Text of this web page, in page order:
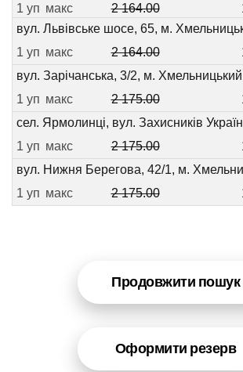
1 уп макс 2 164.00
вул. Львівське шосе, 65, м.
1 уп макс 2 164.00
вул. Зарічанська, 3/2, м. Хмельницький
1 уп макс 2 175.00
сел. Ярмолинці, вул. Захисників
1 уп макс 2 175.00
вул. Нижня Берегова, 42/1, м.
1 уп макс 2 175.00
Продовжити пошук
Оформити резерв